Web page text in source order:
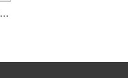
app控制开发_国外可视化app开发